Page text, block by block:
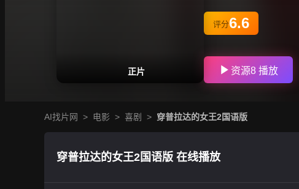
正片
评分6.6
资源8 播放
AI找片网 > 电影 > 喜剧 > 穿普拉达的女王2国语版
穿普拉达的女王2国语版 在线播放